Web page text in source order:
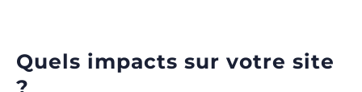
Quels impacts sur votre site
?